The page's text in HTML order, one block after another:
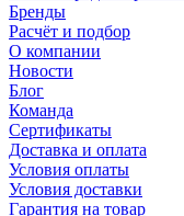
Бренды
Расчёт и подбор
О компании
Новости
Блог
Команда
Сертификаты
Доставка и оплата
Условия оплаты
Условия доставки
Гарантия на товар